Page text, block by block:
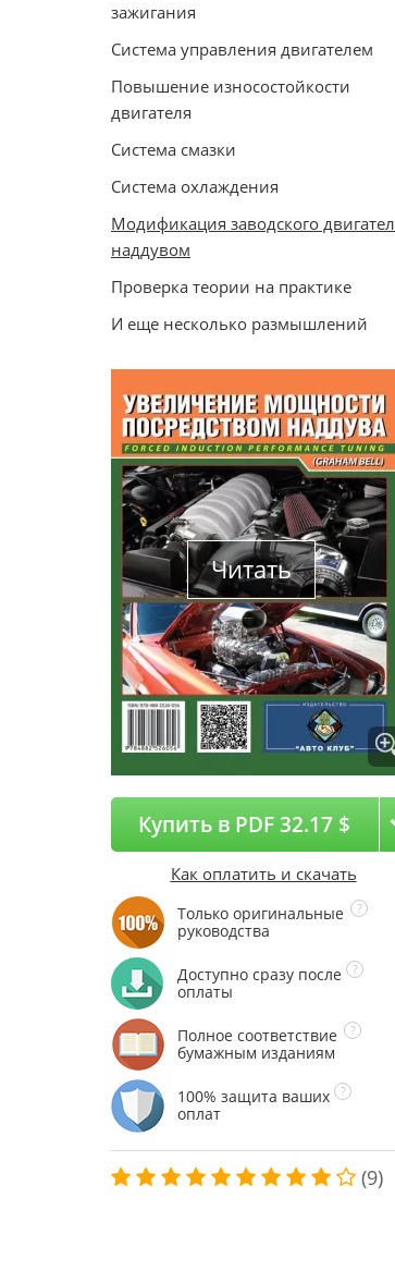
зажигания
Система управления двигателем
Повышение износостойкости
двигателя
Система смазки
Система охлаждения
Модификация заводского
наддувом
Проверка теории на практике
И еще несколько размышлений
Читать
Купить в PDF 32.17 $
Как оплатить и скачать
Только оригинальные
руководства
Доступно сразу после
оплаты
Полное соответствие
бумажным изданиям
100% защита ваших
оплат
(9)